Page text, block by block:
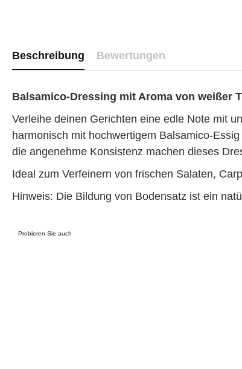
Beschreibung Bewertungen
Balsamico-Dressing mit Aroma von weißer
Verleihe deinen Gerichten eine edle Note mit
harmonisch mit hochwertigem Balsamico-
die angenehme Konsistenz machen dieses
Ideal zum Verfeinern von frischen Salaten,
Hinweis: Die Bildung von Bodensatz ist ein
Probieren Sie auch